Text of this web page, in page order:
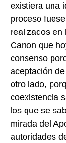
existiera una
proceso
realizados en
Canon que
consenso
aceptación
otro lado,
coexistencia
los que se
mirada del
autoridades